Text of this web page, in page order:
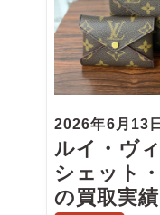
2026年6月13日
ルイ・ヴ
シェット
の買取実績